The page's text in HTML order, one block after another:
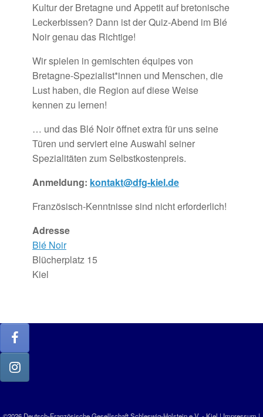
Kultur der Bretagne und Appetit auf bretonische
Leckerbissen? Dann ist der Quiz-Abend im Blé
Noir genau das Richtige!
Wir spielen in gemischten équipes von
Bretagne-Spezialist*innen und Menschen, die
Lust haben, die Region auf diese Weise
kennen zu lernen!
… und das Blé Noir öffnet extra für uns seine
Türen und serviert eine Auswahl seiner
Spezialitäten zum Selbstkostenpreis.
Anmeldung: kontakt@dfg-kiel.de
Französisch-Kenntnisse sind nicht erforderlich!
Adresse
Blé Noir
Blücherplatz 15
Kiel